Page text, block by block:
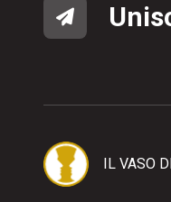
IL VASO